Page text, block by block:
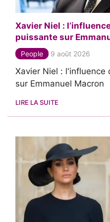
Xavier Niel :
puissante sur
People 9 août 2026
Xavier Niel : l'influence
sur Emmanuel Macron
LIRE LA SUITE